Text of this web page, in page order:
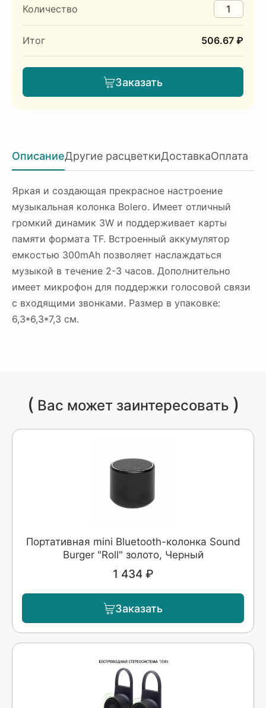
Количество
Итог 506.67 ₽
Заказать
ОписаниеДругие расцветкиДоставкаОплата
Яркая и создающая прекрасное настроение
музыкальная колонка Bolero. Имеет отличный
громкий динамик 3W и поддерживает карты
памяти формата TF. Встроенный аккумулятор
емкостью 300mAh позволяет наслаждаться
музыкой в течение 2-3 часов. Дополнительно
имеет микрофон для поддержки голосовой связи
с входящими звонками. Размер в упаковке:
6,3*6,3*7,3 см.
( Вас может заинтересовать )
Портативная mini Bluetooth-колонка Sound
Burger "Roll" золото, Черный
1 434 ₽
Заказать